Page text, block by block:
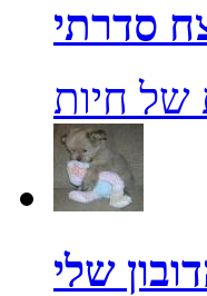
סדרתי
של חיות
שלי